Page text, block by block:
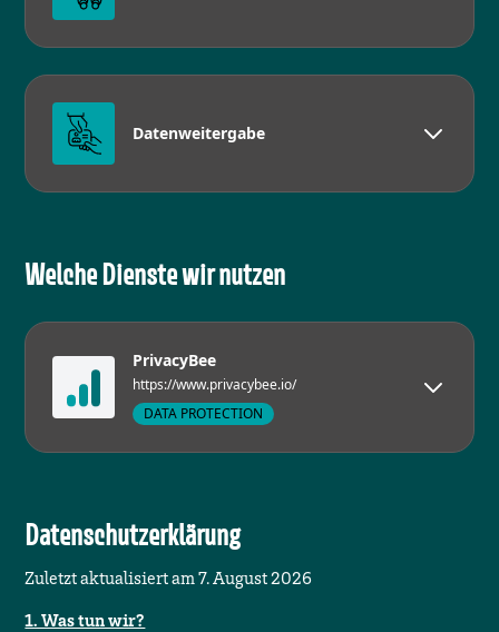
Datenweitergabe
Welche Dienste wir nutzen
PrivacyBee
https://www.privacybee.io/
DATA PROTECTION
Datenschutzerklärung
Zuletzt aktualisiert am7. August 2026
1. Was tun wir?